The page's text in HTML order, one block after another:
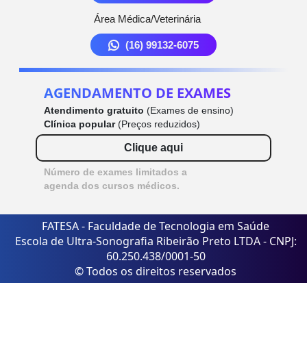
Área Médica/Veterinária
(16) 99132-6075
AGENDAMENTO DE EXAMES
Atendimento gratuito (Exames de ensino)
Clínica popular(Preços reduzidos)
Clique aqui
Número de exames limitados a
agenda dos cursos médicos.
FATESA - Faculdade de Tecnologia em Saúde
Escola de Ultra-Sonografia Ribeirão Preto LTDA - CNPJ:
60.250.438/0001-50
© Todos os direitos reservados